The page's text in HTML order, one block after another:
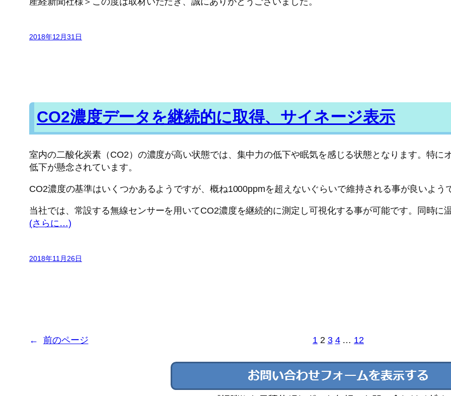
2018年12月31日
CO2濃度データを継続的に取得、サイネージ表示
室内の二酸化炭素（CO2）の濃度が高い状態では、集中力の低下や眠気を感じる状態となります。特に
低下が懸念されています。
CO2濃度の基準はいくつかあるようですが、概ね1000ppmを超えないぐらいで維持される事が良いよう
当社では、常設する無線センサーを用いてCO2濃度を継続的に測定し可視化する事が可能です。同時に
(さらに…)
2018年11月26日
← 前のページ 1 2 3 4 … 12